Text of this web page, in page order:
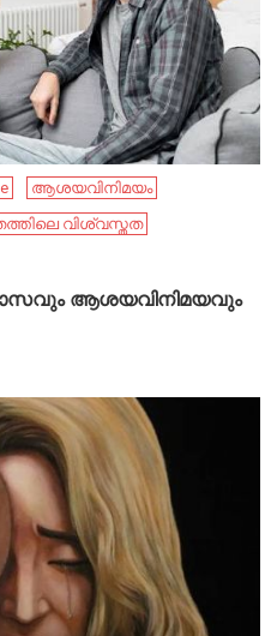
ആശയവിനിമയം
വിശ്വസ്തത
ആശയവിനിമയവും